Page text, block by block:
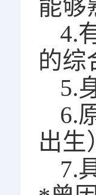
能够
4.
的综
5.
6.
出生
7.